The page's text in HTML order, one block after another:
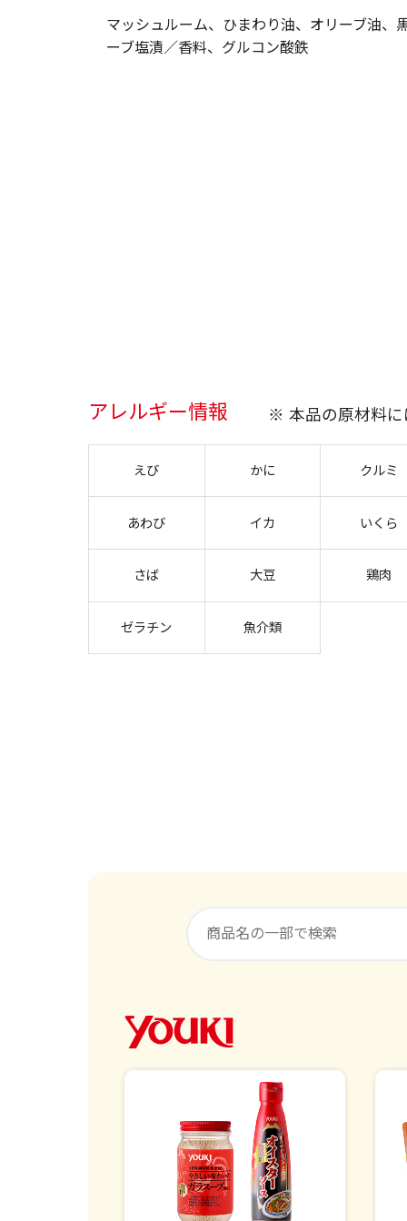
マッシュルーム、ひまわり油、オリーブ油、
ーブ塩漬／香料、グルコン酸鉄
アレルギー情報 ※ 本品の原材料に
えび かに クルミ
あわび イカ いくら
さば 大豆 鶏肉
ゼラチン 魚介類